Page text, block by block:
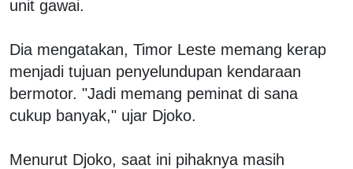
unit gawai.
Dia mengatakan, Timor Leste memang kerap
menjadi tujuan penyelundupan kendaraan
bermotor. "Jadi memang peminat di sana
cukup banyak," ujar Djoko.
Menurut Djoko, saat ini pihaknya masih